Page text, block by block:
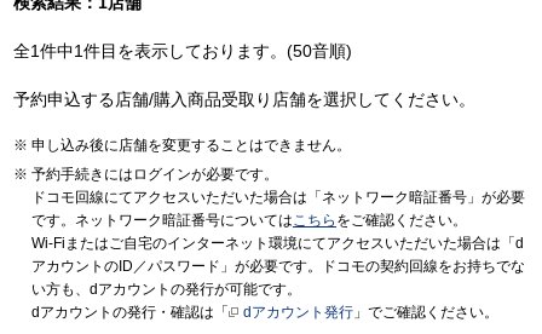
全1件中1件目を表示しております。(50音順)
予約申込する店舗/購入商品受取り店舗を選択してください。
申し込み後に店舗を変更することはできません。
予約手続きにはログインが必要です。
ドコモ回線にてアクセスいただいた場合は「ネットワーク暗証番号」が必要
です。ネットワーク暗証番号についてはこちら をご確認ください。
Wi-Fiまたはご自宅のインターネット環境にてアクセスいただいた場合は「d
アカウントのID／パスワード」が必要です。ドコモの契約回線をお持ちでな
い方も、dアカウントの発行が可能です。
dアカウントの発行・確認は「
dアカウント発行 」でご確認ください。